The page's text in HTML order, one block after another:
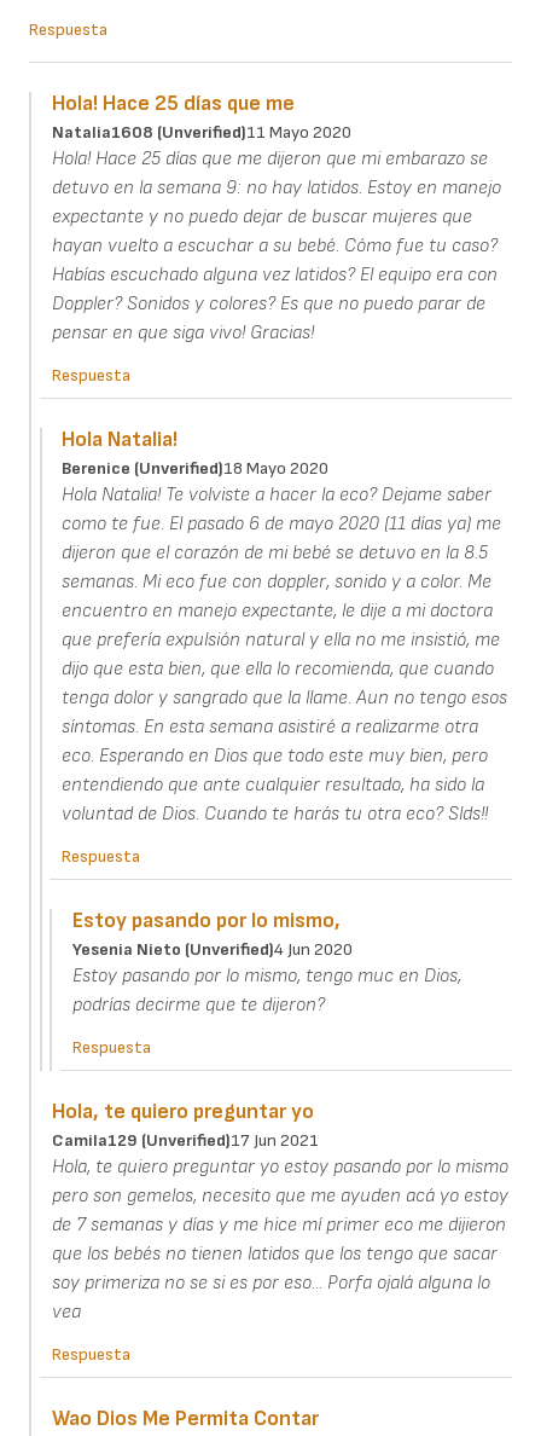
Respuesta
Hola! Hace 25 días que me
Natalia1608 (unverified)11 Mayo 2020
Hola! Hace 25 días que me dijeron que mi embarazo se
detuvo en la semana 9: no hay latidos. Estoy en manejo
expectante y no puedo dejar de buscar mujeres que
hayan vuelto a escuchar a su bebé. Cómo fue tu caso?
Habías escuchado alguna vez latidos? El equipo era con
Doppler? Sonidos y colores? Es que no puedo parar de
pensar en que siga vivo! Gracias!
Respuesta
Hola Natalia!
Berenice (unverified)18 Mayo 2020
Hola Natalia! Te volviste a hacer la eco? Dejame saber
como te fue. El pasado 6 de mayo 2020 (11 días ya) me
dijeron que el corazón de mi bebé se detuvo en la 8.5
semanas. Mi eco fue con doppler, sonido y a color. Me
encuentro en manejo expectante, le dije a mi doctora
que prefería expulsión natural y ella no me insistió, me
dijo que esta bien, que ella lo recomienda, que cuando
tenga dolor y sangrado que la llame. Aun no tengo esos
síntomas. En esta semana asistiré a realizarme otra
eco. Esperando en Dios que todo este muy bien, pero
entendiendo que ante cualquier resultado, ha sido la
voluntad de Dios. Cuando te harás tu otra eco? Slds!!
Respuesta
Estoy pasando por lo mismo,
Yesenia Nieto (unverified)4 Jun 2020
Estoy pasando por lo mismo, tengo muc en Dios,
podrías decirme que te dijeron?
Respuesta
Hola, te quiero preguntar yo
Camila129 (unverified)17 Jun 2021
Hola, te quiero preguntar yo estoy pasando por lo mismo
pero son gemelos, necesito que me ayuden acá yo estoy
de 7 semanas y días y me hice mí primer eco me dijieron
que los bebés no tienen latidos que los tengo que sacar
soy primeriza no se si es por eso... Porfa ojalá alguna lo
vea
Respuesta
Wao Dios Me Permita Contar